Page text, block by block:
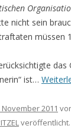
nicht sein
müssen
ist…
November 2011
veröffentlicht.